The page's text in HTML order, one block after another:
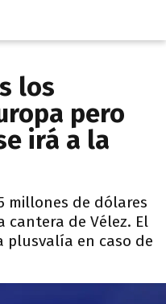
los
pero
irá a la
millones de dólares
cantera de Vélez. El
plusvalía en caso de